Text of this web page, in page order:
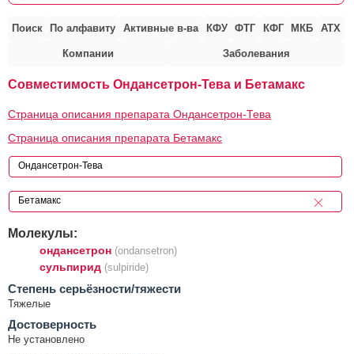
Поиск По алфавиту Активные в-ва КФУ ФТГ КФГ МКБ АТХ
Компании Заболевания
Совместимость Ондансетрон-Тева и Бетамакс
Страница описания препарата Ондансетрон-Тева
Страница описания препарата Бетамакс
Молекулы:
ондансетрон (ondansetron)
сульпирид (sulpiride)
Cтепень серьёзности/тяжести
Тяжелые
Достоверность
Не установлено